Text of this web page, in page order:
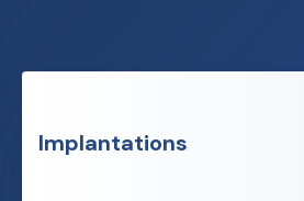
Implantations